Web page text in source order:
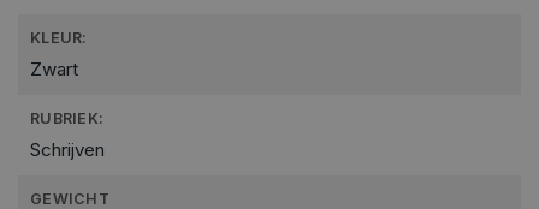
KLEUR:
Zwart
RUBRIEK:
Schrijven
GEWICHT